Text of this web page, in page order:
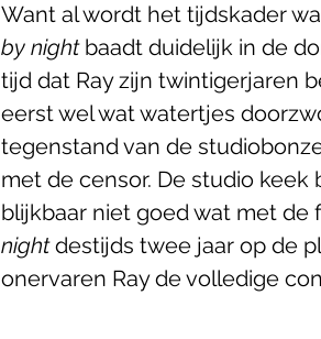
Want al wordt het tijdskader
by night baadt duidelijk in de
tijd dat Ray zijn twintigerjaren
eerst wel wat watertjes
tegenstand van de
met de censor. De studio
blijkbaar niet goed wat met de
night destijds twee jaar op de
onervaren Ray de volledige